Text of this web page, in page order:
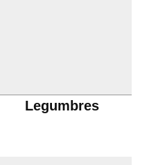
Legumbres